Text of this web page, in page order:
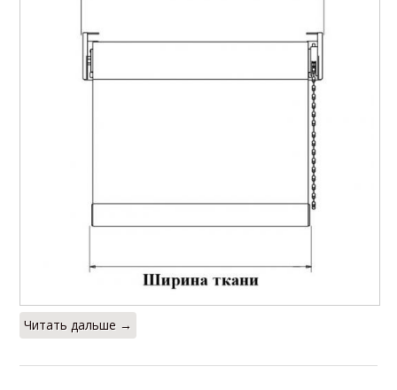
Читать дальше →